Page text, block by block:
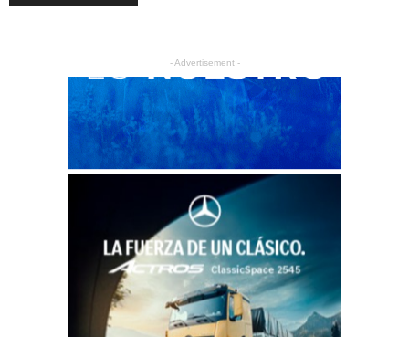
- Advertisement -